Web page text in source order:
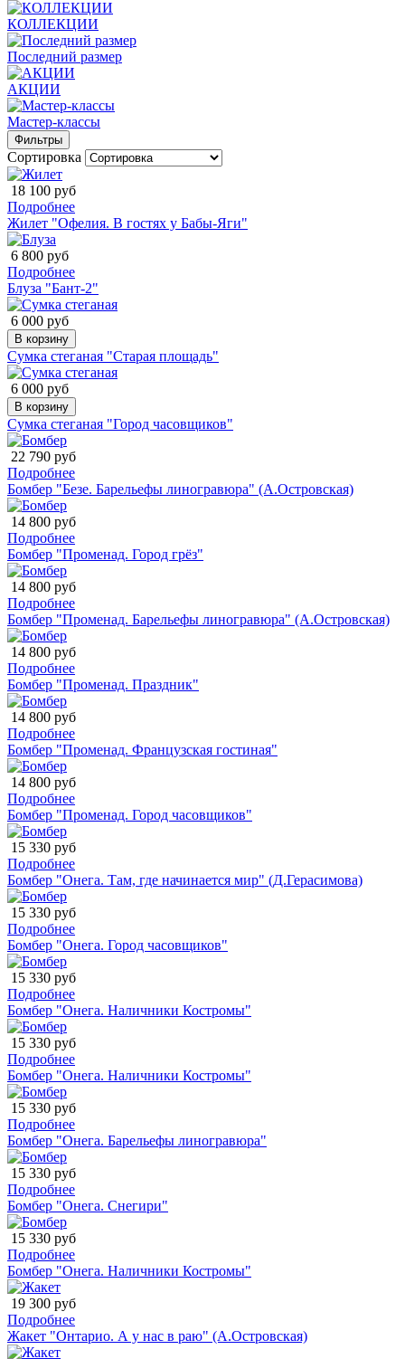
КОЛЛЕКЦИИ
Последний размер
АКЦИИ
Мастер-классы
Фильтры
Сортировка
18 100 руб
Подробнее
Жилет "Офелия. В гостях у Бабы-Яги"
6 800 руб
Подробнее
Блуза "Бант-2"
6 000 руб
В корзину
Сумка стеганая "Старая площадь"
6 000 руб
В корзину
Сумка стеганая "Город часовщиков"
22 790 руб
Подробнее
Бомбер "Безе. Барельефы линогравюра" (А.Островская)
14 800 руб
Подробнее
Бомбер "Променад. Город грёз"
14 800 руб
Подробнее
Бомбер "Променад. Барельефы линогравюра" (А.Островская)
14 800 руб
Подробнее
Бомбер "Променад. Праздник"
14 800 руб
Подробнее
Бомбер "Променад. Французская гостиная"
14 800 руб
Подробнее
Бомбер "Променад. Город часовщиков"
15 330 руб
Подробнее
Бомбер "Онега. Там, где начинается мир" (Д.Герасимова)
15 330 руб
Подробнее
Бомбер "Онега. Город часовщиков"
15 330 руб
Подробнее
Бомбер "Онега. Наличники Костромы"
15 330 руб
Подробнее
Бомбер "Онега. Наличники Костромы"
15 330 руб
Подробнее
Бомбер "Онега. Барельефы линогравюра"
15 330 руб
Подробнее
Бомбер "Онега. Снегири"
15 330 руб
Подробнее
Бомбер "Онега. Наличники Костромы"
19 300 руб
Подробнее
Жакет "Онтарио. А у нас в раю" (А.Островская)